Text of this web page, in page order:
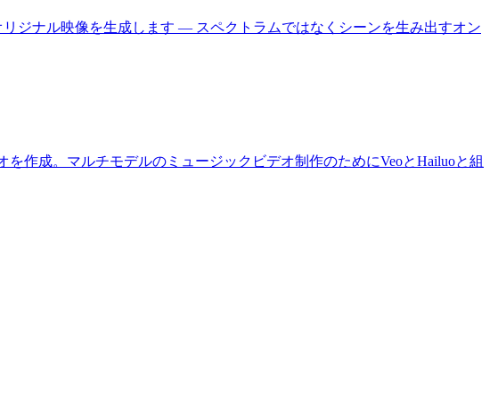
ジナル映像を生成します — スペクトラムではなくシーンを生み出すオン
作成。マルチモデルのミュージックビデオ制作のためにVeoとHailuoと組